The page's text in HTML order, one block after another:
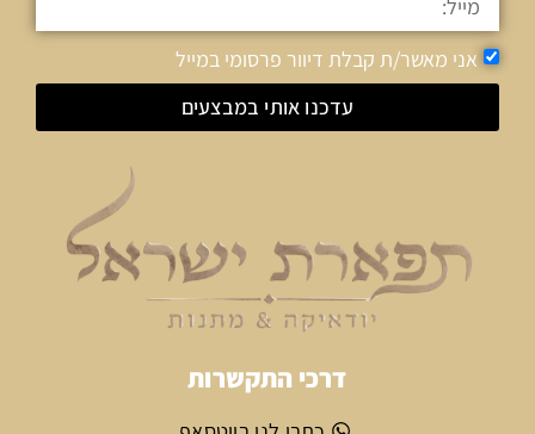
אני מאשר/ת קבלת דיוור פרסומי במייל
עדכנו אותי במבצעים
דרכי התקשרות